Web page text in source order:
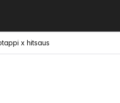
x hitsaus